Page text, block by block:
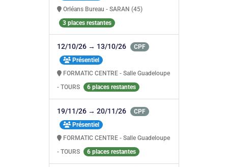
Orléans Bureau - SARAN (45)
3 places restantes
12/10/26 → 13/10/26
CPF
Présentiel
FORMATIC CENTRE - Salle Guadeloupe
- TOURS
6 places restantes
19/11/26 → 20/11/26
CPF
Présentiel
FORMATIC CENTRE - Salle Guadeloupe
- TOURS
6 places restantes